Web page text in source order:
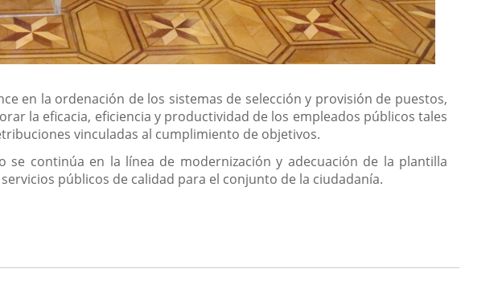
en la ordenación de los sistemas de selección y provisión de puestos,
la eficacia, eficiencia y productividad de los empleados públicos tales
vinculadas al cumplimiento de objetivos.
se continúa en la línea de modernización y adecuación de la plantilla
públicos de calidad para el conjunto de la ciudadanía.